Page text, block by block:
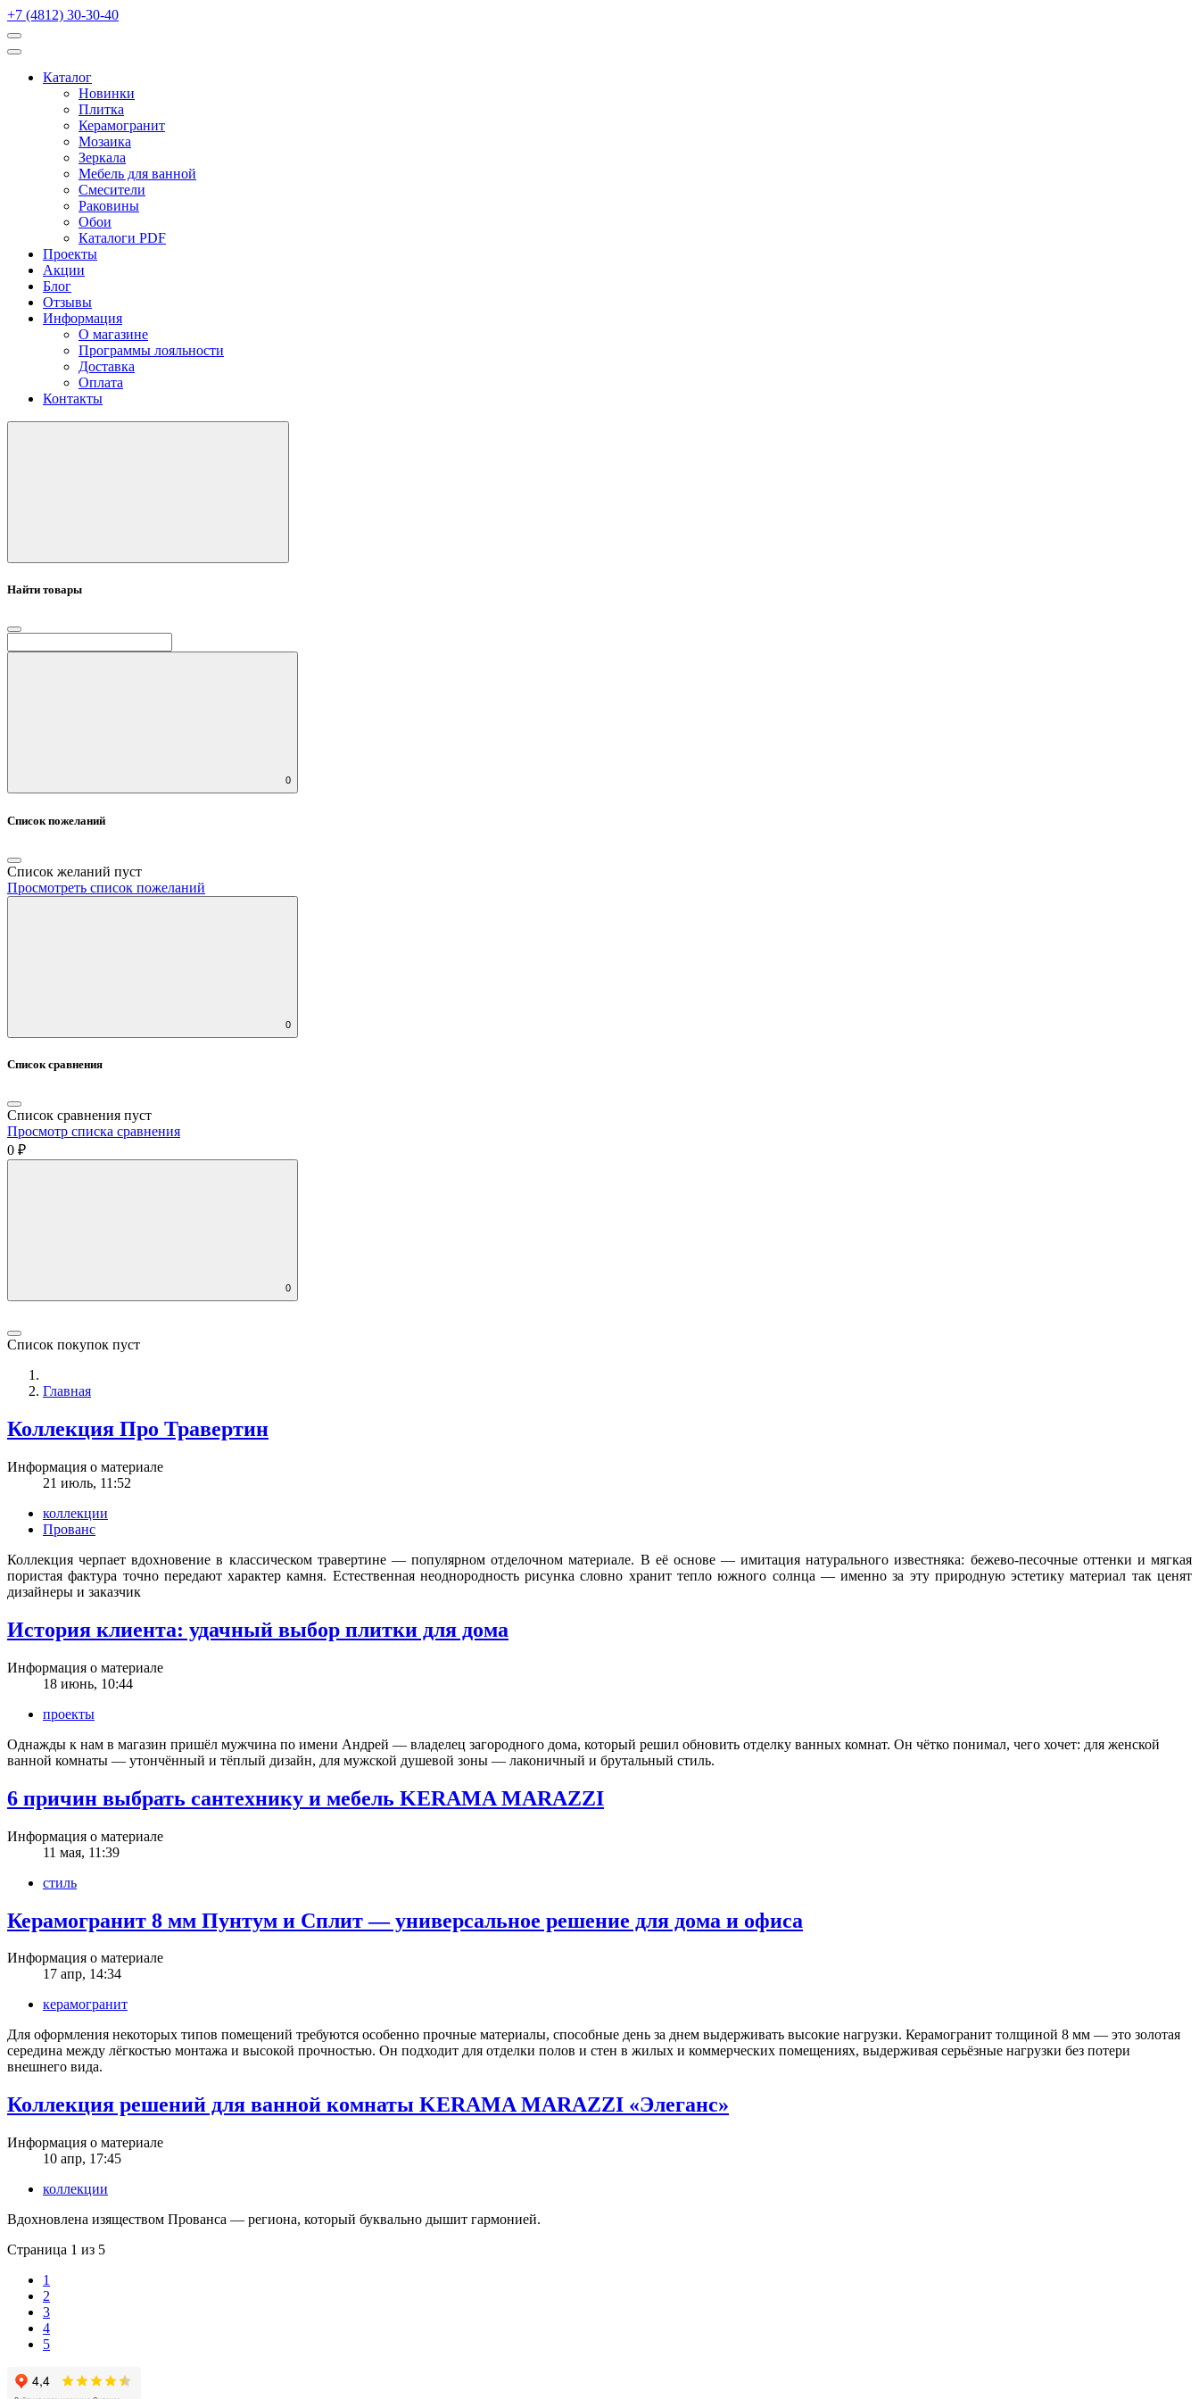
+7 (4812) 30-30-40
Каталог
Новинки
Плитка
Керамогранит
Мозаика
Зеркала
Мебель для ванной
Смесители
Раковины
Обои
Каталоги PDF
Проекты
Акции
Блог
Отзывы
Информация
О магазине
Программы лояльности
Доставка
Оплата
Контакты
Найти товары
0
Список пожеланий
Список желаний пуст
Просмотреть список пожеланий
0
Список сравнения
Список сравнения пуст
Просмотр списка сравнения
0 ₽
0
Список покупок пуст
Главная
Коллекция Про Травертин
Информация о материале
21 июль, 11:52
коллекции
Прованс
Коллекция черпает вдохновение в классическом травертине — популярном отделочном материале. В её основе — имитация натурального известняка: бежево‑песочные оттенки и мягкая
пористая фактура точно передают характер камня. Естественная неоднородность рисунка словно хранит тепло южного солнца — именно за эту природную эстетику материал так ценят
дизайнеры и заказчик
История клиента: удачный выбор плитки для дома
Информация о материале
18 июнь, 10:44
проекты
Однажды к нам в магазин пришёл мужчина по имени Андрей — владелец загородного дома, который решил обновить отделку ванных комнат. Он чётко понимал, чего хочет: для женской
ванной комнаты — утончённый и тёплый дизайн, для мужской душевой зоны — лаконичный и брутальный стиль.
6 причин выбрать сантехнику и мебель KERAMA MARAZZI
Информация о материале
11 мая, 11:39
стиль
Керамогранит 8 мм Пунтум и Сплит — универсальное решение для дома и офиса
Информация о материале
17 апр, 14:34
керамогранит
Для оформления некоторых типов помещений требуются особенно прочные материалы, способные день за днем выдерживать высокие нагрузки. Керамогранит толщиной 8 мм — это золотая
середина между лёгкостью монтажа и высокой прочностью. Он подходит для отделки полов и стен в жилых и коммерческих помещениях, выдерживая серьёзные нагрузки без потери
внешнего вида.
Коллекция решений для ванной комнаты KERAMA MARAZZI «Элеганс»
Информация о материале
10 апр, 17:45
коллекции
Вдохновлена изяществом Прованса — региона, который буквально дышит гармонией.
Страница 1 из 5
1
2
3
4
5